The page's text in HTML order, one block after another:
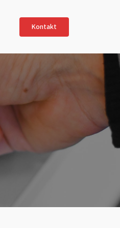
Service &
Support
Kontakt